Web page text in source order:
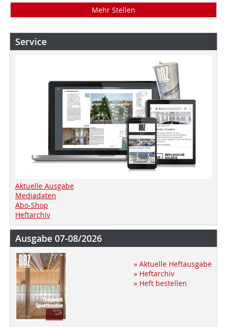
Mehr Stellen
Service
Aktuelle Ausgabe
Mediadaten
Abo-Shop
Heftarchiv
Ausgabe 07-08/2026
» Aktuelle Heftausgabe
» Heftarchiv
» Heft bestellen